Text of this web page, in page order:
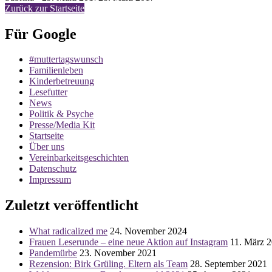
am
Zurück zur Startseite
Für Google
#muttertagswunsch
Familienleben
Kinderbetreuung
Lesefutter
News
Politik & Psyche
Presse/Media Kit
Startseite
Über uns
Vereinbarkeitsgeschichten
Datenschutz
Impressum
Zuletzt veröffentlicht
What radicalized me 24. November 2024
Frauen Leserunde – eine neue Aktion auf Instagram 11. März
Pandemürbe 23. November 2021
Rezension: Birk Grüling. Eltern als Team 28. September 2021